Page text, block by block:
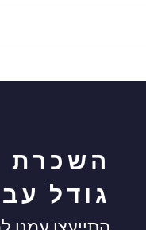
השכרת
גודל